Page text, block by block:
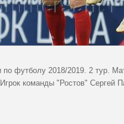
футболу 2018/2019. 2 тур.
команды "Ростов" Сергей